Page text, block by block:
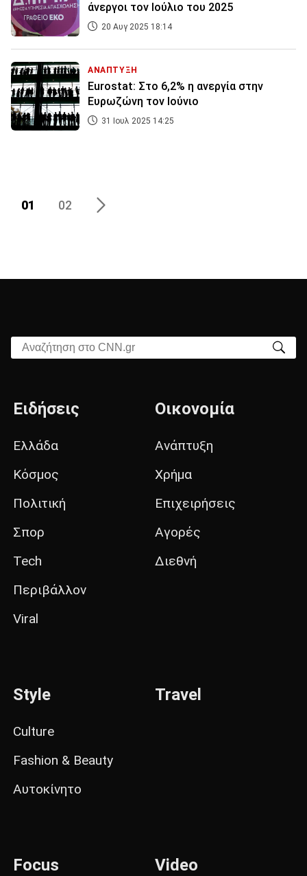
άνεργοι τον Ιούλιο του 2025
20 Αυγ 2025 18:14
ΑΝΑΠΤΥΞΗ
Eurostat: Στο 6,2% η ανεργία στην
Ευρωζώνη τον Ιούνιο
31 Ιουλ 2025 14:25
01 02
Αναζήτηση στο CNN.gr
Ειδήσεις
Ελλάδα
Κόσμος
Πολιτική
Σπορ
Tech
Περιβάλλον
Viral
Οικονομία
Ανάπτυξη
Χρήμα
Επιχειρήσεις
Αγορές
Διεθνή
Style
Culture
Fashion & Beauty
Αυτοκίνητο
Travel
Focus Video